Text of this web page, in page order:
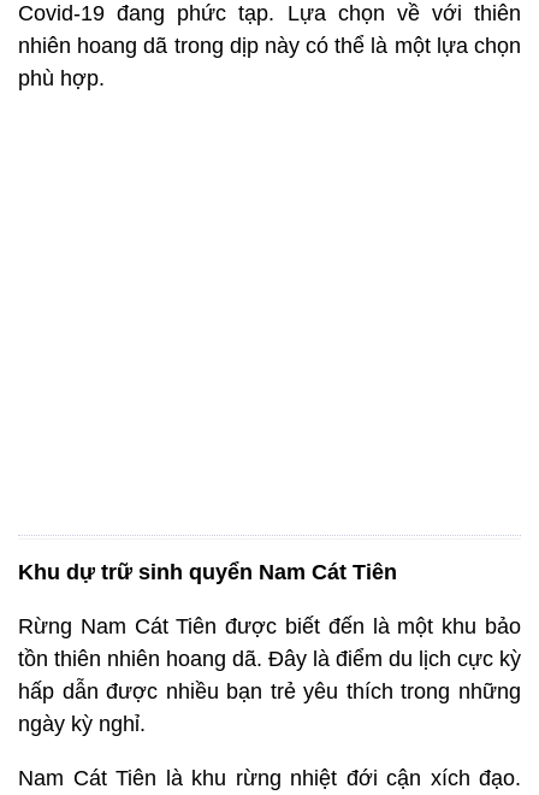
Covid-19 đang phức tạp. Lựa chọn về với thiên
nhiên hoang dã trong dịp này có thể là một lựa chọn
phù hợp.
Khu dự trữ sinh quyển Nam Cát Tiên
Rừng Nam Cát Tiên được biết đến là một khu bảo
tồn thiên nhiên hoang dã. Đây là điểm du lịch cực kỳ
hấp dẫn được nhiều bạn trẻ yêu thích trong những
ngày kỳ nghỉ.
Nam Cát Tiên là khu rừng nhiệt đới cận xích đạo.